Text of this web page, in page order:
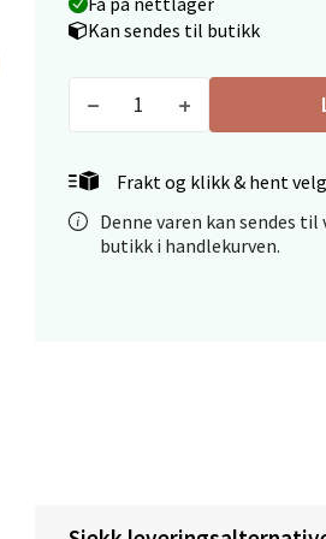
Kan sendes til butikk
Frakt og klikk & hent
Denne varen kan sendes
butikk i handlekurven.